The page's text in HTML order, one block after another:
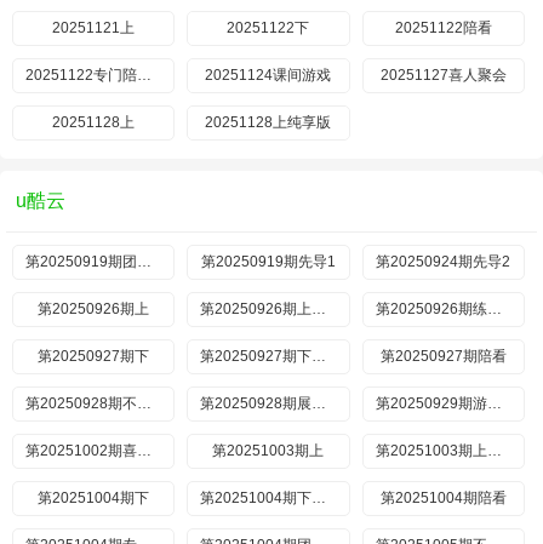
20251121上 20251122下 20251122陪看
20251122专门陪你看 20251124课间游戏 20251127喜人聚会
20251128上 20251128上纯享版
u酷云
第20250919期团长抢人特辑 第20250919期先导1 第20250924期先导2
第20250926期上 第20250926期上纯享 第20250926期练舞特辑
第20250927期下 第20250927期下纯享 第20250927期陪看
第20250928期不好笑惩罚室 第20250928期展演版 第20250929期游戏时间
第20251002期喜人聚会 第20251003期上 第20251003期上纯享
第20251004期下 第20251004期下纯享 第20251004期陪看